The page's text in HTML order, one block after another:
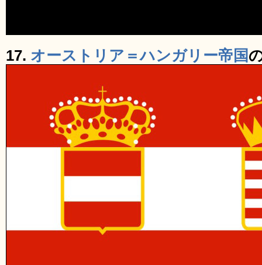
17. オーストリア＝ハンガリー帝国